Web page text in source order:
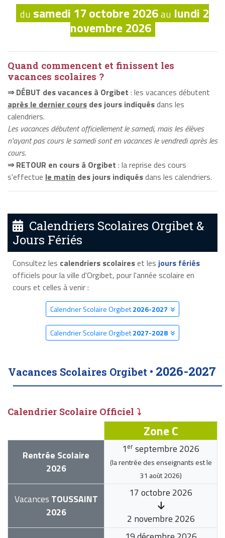
du samedi 17 octobre 2026au lundi 2
novembre 2026
Quand commencent et finissent les
vacances scolaires ?
⇒ DÉBUT des vacances à Orgibet : les vacances débutent
après le dernier cours des jours indiquésdans les
calendriers.
Les vacances débutent officiellement le samedi, mais les élèves
n'ayant pas cours le samedi sont en vacances le vendredi après les
cours.
⇒ RETOUR en cours à Orgibet : la reprise des cours
s'effectue le matin des jours indiquésdans les calendriers.
Calendriers Scolaires Orgibet &
Jours Fériés
Consultez les calendriers scolaireset les jours fériés
officiels pour la ville d'Orgibet, pour l'année scolaire en
cours et celles à venir :
Calendrier Scolaire Orgibet2026-2027
Calendrier Scolaire Orgibet2027-2028
Vacances Scolaires Orgibet • 2026-2027
Calendrier Scolaire Officiel ⤵
Zone C
Rentrée Scolaire
2026
1 er septembre 2026
(la rentrée des enseignants est le
31 août 2026)
Vacances TOUSSAINT
2026
17 octobre 2026
2 novembre 2026